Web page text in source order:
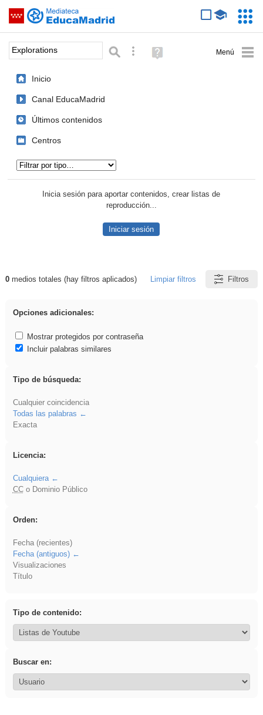
Saltar navegación
Palabra o frase: Búsqueda avanzada
Ayuda
(en
Inicio
Canal EducaMadrid
Últimos contenidos
Centros
Inicia sesión para aportar contenidos, crear listas de
reproducción...
Iniciar sesión
Resultados de: Explorations
0medios totales (hay filtros aplicados) Limpiar filtros Filtros
Opciones adicionales:
Mostrar protegidos por contraseña
Incluir palabras similares
Tipo de búsqueda:
Cualquier coincidencia
Todas las palabras
Exacta
Licencia:
Cualquiera
CCo Dominio Público
Orden:
Fecha (recientes)
Fecha (antiguos)
Visualizaciones
Título
Tipo de contenido:
Buscar en: